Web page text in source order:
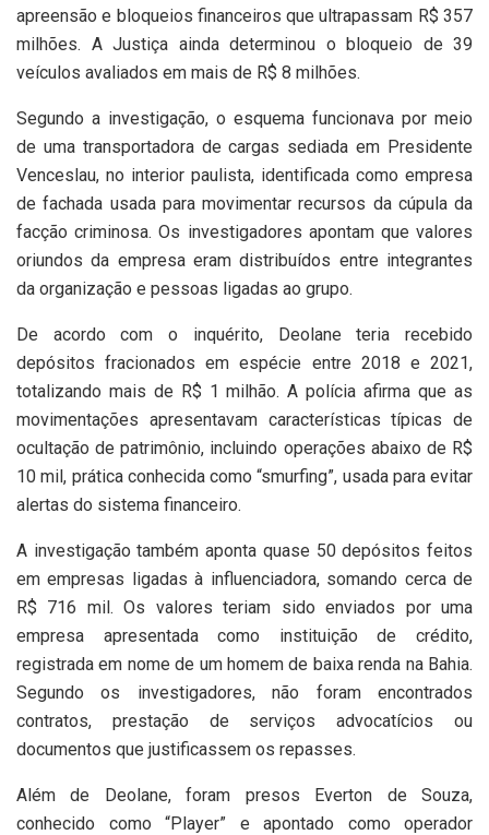
apreensão e bloqueios financeiros que ultrapassam R$ 357
milhões. A Justiça ainda determinou o bloqueio de 39
veículos avaliados em mais de R$ 8 milhões.
Segundo a investigação, o esquema funcionava por meio
de uma transportadora de cargas sediada em Presidente
Venceslau, no interior paulista, identificada como empresa
de fachada usada para movimentar recursos da cúpula da
facção criminosa. Os investigadores apontam que valores
oriundos da empresa eram distribuídos entre integrantes
da organização e pessoas ligadas ao grupo.
De acordo com o inquérito, Deolane teria recebido
depósitos fracionados em espécie entre 2018 e 2021,
totalizando mais de R$ 1 milhão. A polícia afirma que as
movimentações apresentavam características típicas de
ocultação de patrimônio, incluindo operações abaixo de R$
10 mil, prática conhecida como “smurfing”, usada para evitar
alertas do sistema financeiro.
A investigação também aponta quase 50 depósitos feitos
em empresas ligadas à influenciadora, somando cerca de
R$ 716 mil. Os valores teriam sido enviados por uma
empresa apresentada como instituição de crédito,
registrada em nome de um homem de baixa renda na Bahia.
Segundo os investigadores, não foram encontrados
contratos, prestação de serviços advocatícios ou
documentos que justificassem os repasses.
Além de Deolane, foram presos Everton de Souza,
conhecido como “Player” e apontado como operador